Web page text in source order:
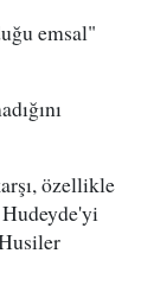
emsal"
özellikle